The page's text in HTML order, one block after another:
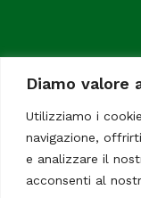
Diamo valore
Utilizziamo i
navigazione,
e analizzare il
acconsenti al
Dedicato in
Tutti i diritti sono